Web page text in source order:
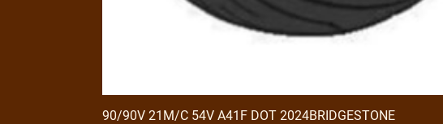
90/90V 21M/C 54V A41F DOT 2024BRIDGESTONE